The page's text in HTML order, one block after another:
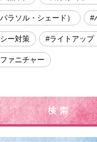
ラソル・シェード） #
ー対策 #ライトアップ
ァニチャー